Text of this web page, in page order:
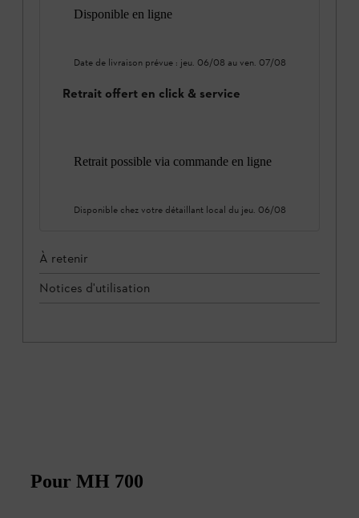
Disponible en ligne
Date de livraison prévue : jeu. 06/08 au ven. 07/08
Retrait offert en click & service
Retrait possible via commande en ligne
Disponible chez votre détaillant local du jeu. 06/08
À retenir
Notices d'utilisation
Pour MH 700